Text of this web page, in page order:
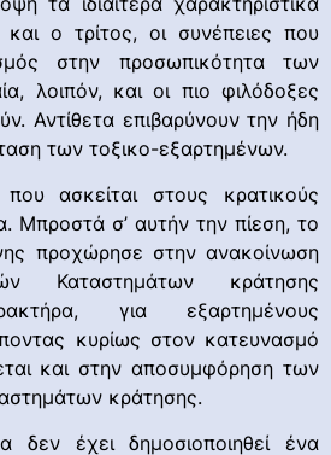
ο τρίτος, οι συνέπειες που
στην προσωπικότητα των
λοιπόν, και οι πιο φιλόδοξες
Αντίθετα επιβαρύνουν την ήδη
των τοξικο-εξαρτημένων.
ασκείται στους κρατικούς
Μπροστά σ’ αυτήν την πίεση, το
προχώρησε στην ανακοίνωση
Καταστημάτων κράτησης
για εξαρτημένους
κυρίως στον κατευνασμό
και στην αποσυμφόρηση των
κράτησης.
δεν έχει δημοσιοποιηθεί ένα